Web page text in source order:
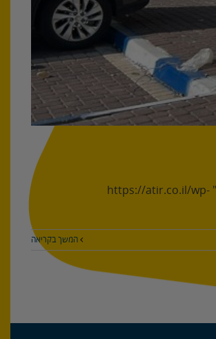
במתחם מועצה איזורית באר טוביה התקנו 300 מטר של גדר פרופילים דגם נשר. מנהל הפרויקט דניאל כהן, חברת חד עתיר. * לחץ לצפייה במפרט גדר דגם "נשר" https://atir.co.il/wp-
המשך בקריאה